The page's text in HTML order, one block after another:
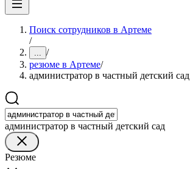
Поиск сотрудников в Артеме
/
... /
резюме в Артеме/
администратор в частный детский сад
администратор в частный детский сад
Резюме